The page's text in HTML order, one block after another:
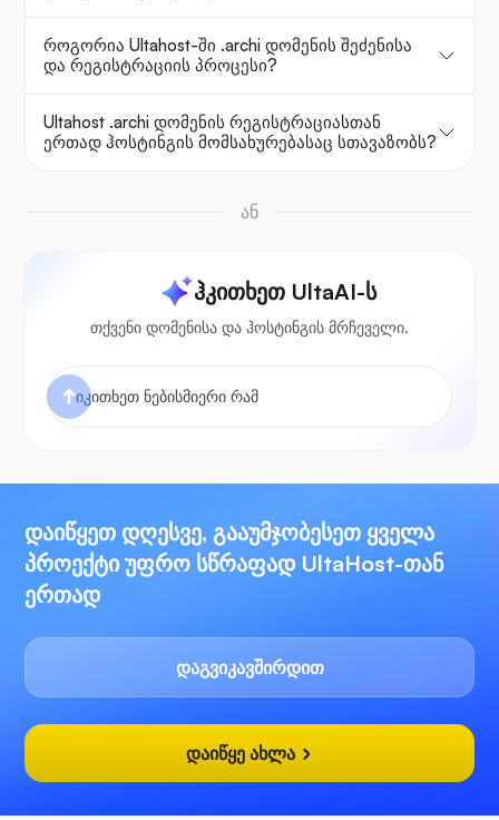
როგორია Ultahost-ში .archi დომენის შეძენისა
და რეგისტრაციის პროცესი?
Ultahost .archi დომენის რეგისტრაციასთან
ერთად ჰოსტინგის მომსახურებასაც სთავაზობს?
ან
ჰკითხეთ UltaAI-ს
თქვენი დომენისა და ჰოსტინგის მრჩეველი.
დაიწყეთ დღესვე, გააუმჯობესეთ ყველა
პროექტი უფრო სწრაფად UltaHost-თან
ერთად
დაგვიკავშირდით
დაიწყე ახლა